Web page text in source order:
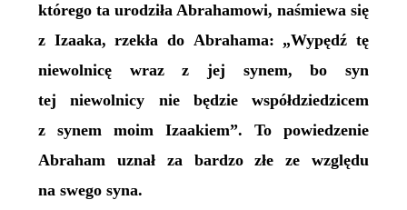
którego ta urodziła Abrahamowi, naśmiewa się
z Izaaka, rzekła do Abrahama: „Wypędź tę
niewolnicę wraz z jej synem, bo syn
tej niewolnicy nie będzie współdziedzicem
z synem moim Izaakiem”. To powiedzenie
Abraham uznał za bardzo złe ze względu
na swego syna.